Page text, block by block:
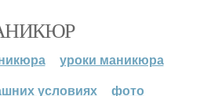
уроки маникюра
условиях
фото